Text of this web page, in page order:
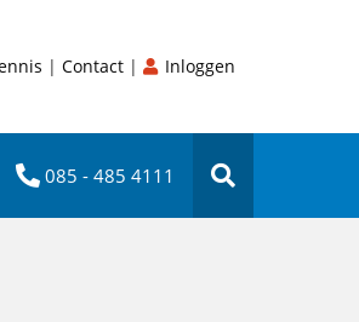
| Contact | Inloggen
085 - 485 4111